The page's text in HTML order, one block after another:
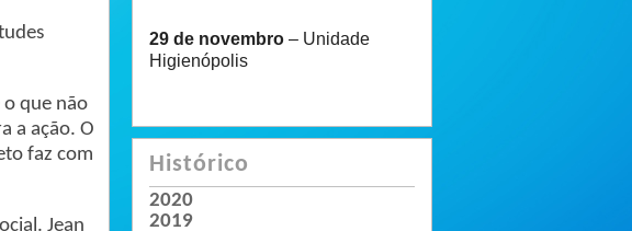
o que não
a ação. O
faz com
Jean
29 de novembro – Unidade
Higienópolis
Histórico
2020
2019